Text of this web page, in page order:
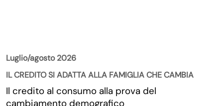
Luglio/agosto 2026
IL CREDITO SI ADATTA ALLA FAMIGLIA CHE CAMBIA
Il credito al consumo alla prova del
cambiamento demografico